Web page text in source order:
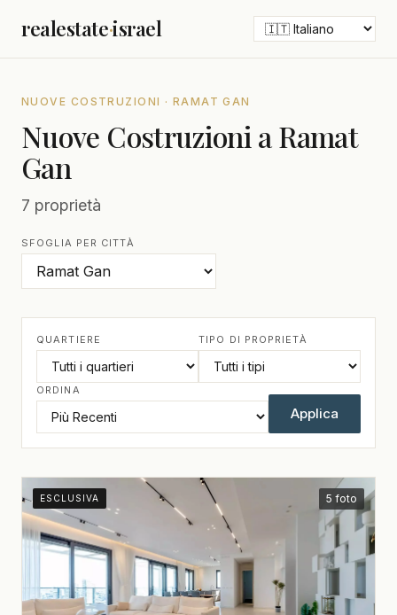
realestate·israel
NUOVE COSTRUZIONI · RAMAT GAN
Nuove Costruzioni a Ramat
Gan
7 proprietà
SFOGLIA PER CITTÀ
QUARTIERE TIPO DI PROPRIETÀ
ORDINA
Applica
ESCLUSIVA 5 foto